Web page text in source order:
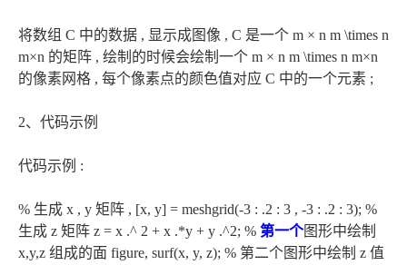
将数组 C 中的数据 , 显示成图像 , C 是一个 m × n m \times n
m×n 的矩阵 , 绘制的时候会绘制一个 m × n m \times n m×n
的像素网格 , 每个像素点的颜色值对应 C 中的一个元素 ;
2、代码示例
代码示例 :
% 生成 x , y 矩阵 , [x, y] = meshgrid(-3 : .2 : 3 , -3 : .2 : 3); %
生成 z 矩阵 z = x .^ 2 + x .*y + y .^2; % 第一个图形中绘制
x,y,z 组成的面 figure, surf(x, y, z); % 第二个图形中绘制 z 值